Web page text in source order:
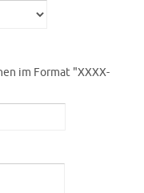
im Format "XXXX-